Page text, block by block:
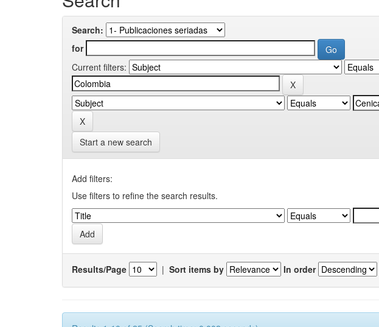
Search:
for
Current filters:
Start a new search
Add filters:
Use filters to refine the search results.
Results/Page | Sort items by In order